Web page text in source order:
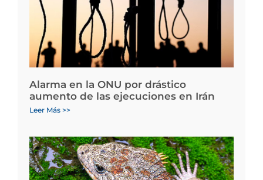
Alarma en la ONU por drástico
aumento de las ejecuciones en Irán
Leer Más >>